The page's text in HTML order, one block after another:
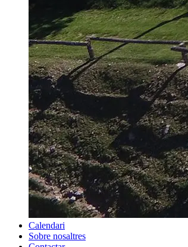
Calendari
Sobre nosaltres